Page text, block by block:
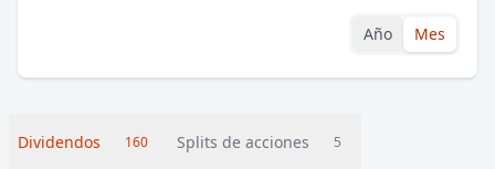
Año Mes
Dividendos 160 Splits de acciones 5